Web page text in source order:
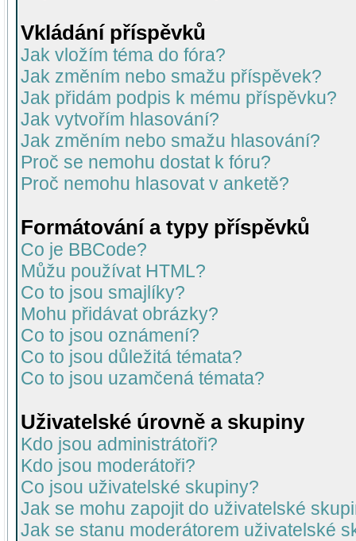
Vkládání příspěvků
Jak vložím téma do fóra?
Jak změním nebo smažu příspěvek?
Jak přidám podpis k mému příspěvku?
Jak vytvořím hlasování?
Jak změním nebo smažu hlasování?
Proč se nemohu dostat k fóru?
Proč nemohu hlasovat v anketě?
Formátování a typy příspěvků
Co je BBCode?
Můžu používat HTML?
Co to jsou smajlíky?
Mohu přidávat obrázky?
Co to jsou oznámení?
Co to jsou důležitá témata?
Co to jsou uzamčená témata?
Uživatelské úrovně a skupiny
Kdo jsou administrátoři?
Kdo jsou moderátoři?
Co jsou uživatelské skupiny?
Jak se mohu zapojit do uživatelské
Jak se stanu moderátorem uživatelské